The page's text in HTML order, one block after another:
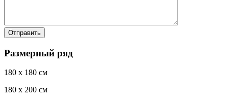
Размерный ряд
180 x 180 см
180 x 200 см